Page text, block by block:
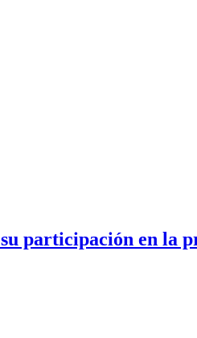
participación en la